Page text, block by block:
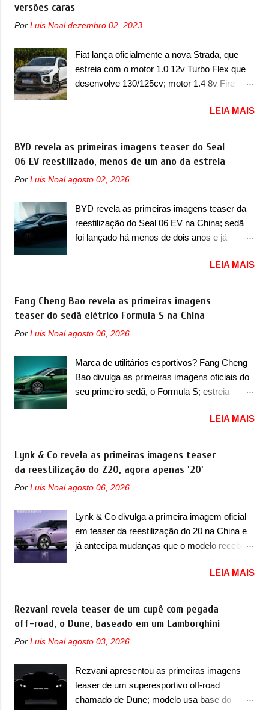
sobrecarga do microprocessador do Módulo
causar a perda de força motriz, requerendo a
atualização do software do modulo de...
geração do Volkswagen Gol que depois de 14
zero, apelidada de "Bolinha" por suas formas
arredondadas. Além do Gol, outro
Volkswagen fazia sua estréia no mercado.
que chegava depois de um ano de atraso. A
invasão de 1994 foi marcava pelos
franceses, alemães, japoneses e coreanos
que chegaram arrancando corações em
nosso mercado. Os importados que mais se
Renault R19 que vinha em 3 versões de
carroceria, sendo duas do hatch e o sedan, a
famosa Kia Besta, o Vol...
versões caras
Por Luis Noal dezembro 02, 2023
Fiat lança oficialmente a nova Strada, que
estreia com o motor 1.0 12v Turbo Flex que
desenvolve 130/125cv; motor 1.4 8v Fire
oficialmente a nova Strada, que aparece com
mudanças visuais e com uma nova opção de
motor. Depois da picape compacta receber o
câmbio automático CVT no ano passado, a
do motor 1.0 12v Turbo Flex, conhecido
a Fiat Strada soube ser mutável com
avanços importantes que a concorrência
nunca conseguiu acompanhar e agora ela
chegada do motor T200, que estreou nos
irmãos Pulse e Fastback. "A Fiat Strada é
mais do que uma picape, é uma verdadeira
revolução no mercado automotivo. Há alguns
anos era improvável pensar que uma picape
que só a Strada fez. Mais do que isso: ela é a
prova viva que time que está ganhando se
mexe sim. Ao longo da sua história, ela...
LEIA MAIS
BYD revela as primeiras imagens teaser do Seal
06 EV reestilizado, menos de um ano da estreia
Por Luis Noal agosto 02, 2026
BYD revela as primeiras imagens teaser da
reestilização do Seal 06 EV na China; sedã
foi lançado há menos de dois anos e já
revelou as primeiras imagens teaser de uma
mudança visual para um dos seus menores
sedãs elétricos na China, pertencente à linha
Ocean. Trata-se do Seal 06 EV, lançado no
de um ano. O modelo agora passará a ser
na traseira, que vão atualizá-los para a
identidade visual mais moderna da marca,
mas ainda sem motivos para que essa
não deve ter agradado em nada os primeiros
consumidores). Pelas imagens teaser, se
percebe que o sedã contará com um novo
para-choque na dianteira. Ele passa a trazer
um vinco horizontal mais destacado que
logo abaixo do logotipo e dos faróis. Ele ainda
possui um espaço para a placa novo abaixo
do vinco e uma nova entrada de ar inferio...
LEIA MAIS
Fang Cheng Bao revela as primeiras imagens
teaser do sedã elétrico Formula S na China
Por Luis Noal agosto 06, 2026
Marca de utilitários esportivos? Fang Cheng
Bao divulga as primeiras imagens oficiais do
seu primeiro sedã, o Formula S; estreia
como uma marca com utilitários esportivos, a
Fang Cheng Bao nasceu como uma empresa
voltada a desenvolver utilitários esportivos
com uma pegada mais off-road. E isso
funcionou muito bem com o lançamento dos
modelos Bao 5 e Bao 8, além do Tai 3 e Tai 7.
vez no segmento de... sedãs. Antecipado por
imagens teaser, o Formula S será o primeiro
três volumes da Fang Cheng Bao, que
Denza. Até o momento, a marca divulgou
algumas imagens externas e informações
sobre o sedã, que terá seu lançamento ainda
neste ano de 2026. Em termos de design, o
Formula S segue basicamente as mesmas
de Pequim, que aconteceu no primeiro
semestre. Na dianteira, o sedã conta com
faróis mais quadrados e compactos, com
LEIA MAIS
Lynk & Co revela as primeiras imagens teaser
da reestilização do Z20, agora apenas '20'
Por Luis Noal agosto 06, 2026
Lynk & Co divulga a primeira imagem oficial
em teaser da reestilização do 20 na China e
já antecipa mudanças que o modelo receberá
vai apresentar na China as primeiras
mudanças para o Z20, um misto de hatch
com SUV que é vendido no mercado chinês
desde o lançamento, em 2024. Agora, o
modelo passará por sua primeira mudança
visual e também mudará de nome. Vendido
passará a ser vendido na China apenas
como ‘20’. Junto das mudanças visuais, a
marca confirmou que ele pode ser um dos
LEIA MAIS
Rezvani revela teaser de um cupê com pegada
off-road, o Dune, baseado em um Lamborghini
Por Luis Noal agosto 03, 2026
Rezvani apresentou as primeiras imagens
teaser de um superesportivo off-road
chamado de Dune; modelo usa base do